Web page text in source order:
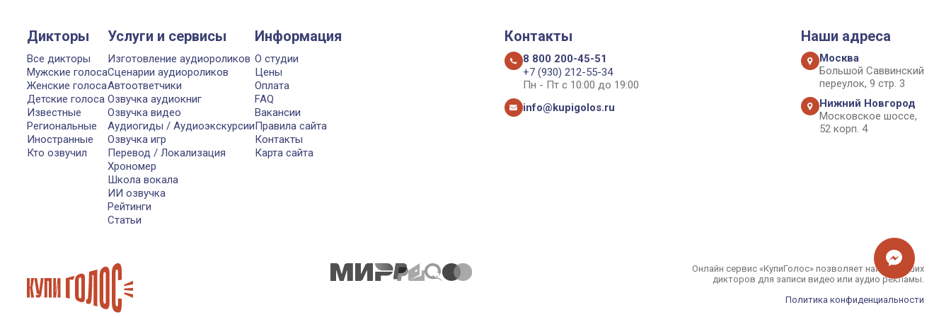
Дикторы
Все дикторы
Мужские голоса
Женские голоса
Детские голоса
Известные
Региональные
Иностранные
Кто озвучил
Услуги и сервисы
Изготовление аудиороликов
Сценарии аудиороликов
Автоответчики
Озвучка аудиокниг
Озвучка видео
Аудиогиды / Аудиоэкскурсии
Озвучка игр
Перевод / Локализация
Хрономер
Школа вокала
ИИ озвучка
Рейтинги
Статьи
Информация
О студии
Цены
Оплата
FAQ
Вакансии
Правила сайта
Контакты
Карта сайта
Контакты
8 800 200-45-51
+7 (930) 212-55-34
Пн - Пт с 10:00 до 19:00
info@kupigolos.ru
Наши адреса
Москва
Большой Саввинский
переулок, 9 стр. 3
Нижний Новгород
Московское шоссе,
52 корп. 4
Онлайн сервис «КупиГолос» позволяет найти лучших
дикторов для записи видео или аудио рекламы.
Политика конфиденциальности